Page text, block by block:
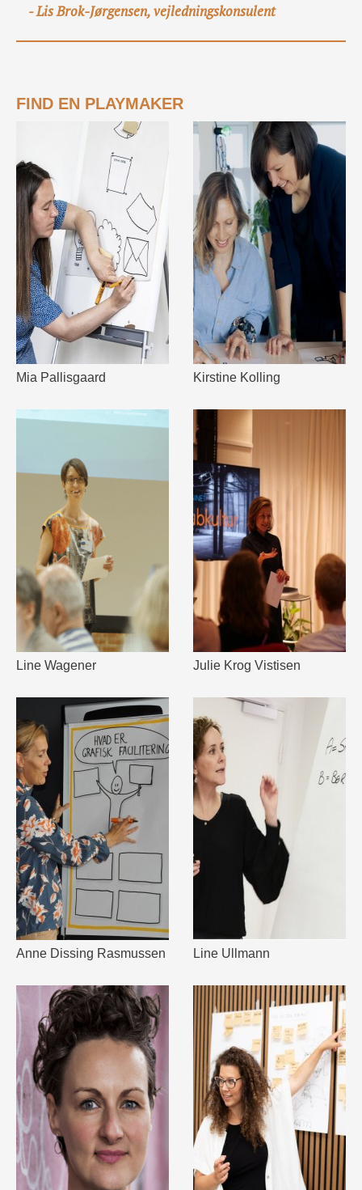
-Lis Brok-Jørgensen, vejledningskonsulent
FIND EN PLAYMAKER
Mia Pallisgaard Kirstine Kolling
Line Wagener Julie Krog Vistisen
Anne Dissing Rasmussen Line Ullmann